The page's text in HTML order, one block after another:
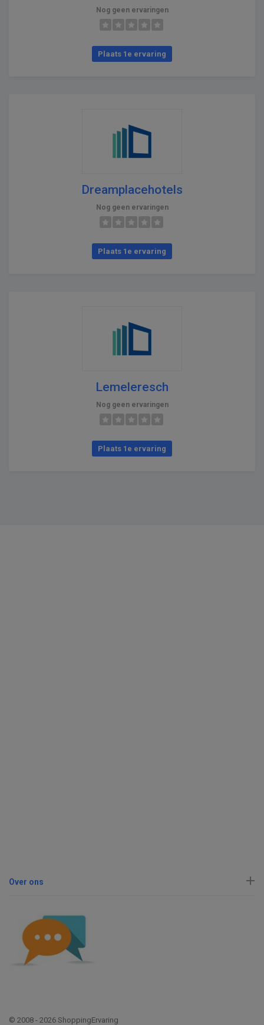
Nog geen ervaringen
Plaats 1e ervaring
Dreamplacehotels
Nog geen ervaringen
Plaats 1e ervaring
Lemeleresch
Nog geen ervaringen
Plaats 1e ervaring
Over ons
© 2008 - 2026 ShoppingErvaring